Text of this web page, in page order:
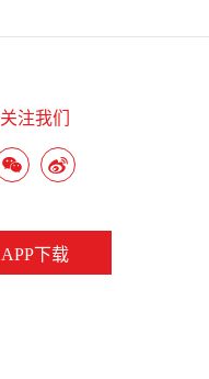
关注我们
APP下载